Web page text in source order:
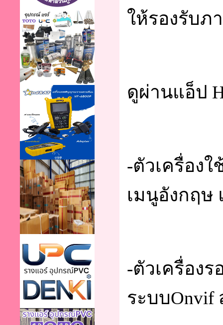
ให้รองรับภ
ดูผ่านแอ็ป
-ตัวเครื่อง
เมนูอังกฤษ
-ตัวเครื่องร
ระบบOnvif